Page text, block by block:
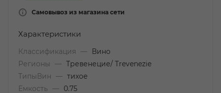
Самовывоз из магазина сети
Характеристики
Классификация —
Вино
Регионы
— Тревенецие/ Trevenezie
ТипыВин
— тихое
Емкость
—
0.75